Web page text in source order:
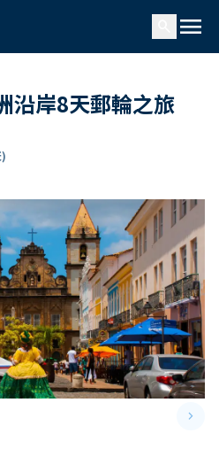
menu
沿岸8天郵輪之旅
)
keyboard_arrow_right